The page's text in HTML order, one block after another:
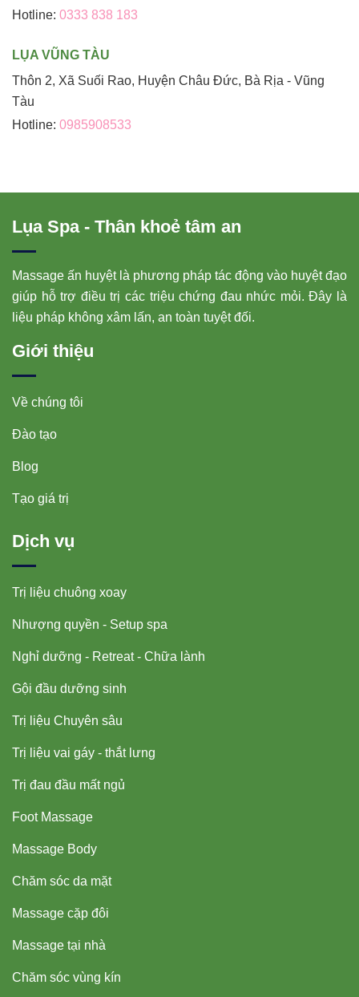
Hotline: 0333 838 183
LỤA VŨNG TÀU
Thôn 2, Xã Suối Rao, Huyện Châu Đức, Bà Rịa - Vũng
Tàu
Hotline: 0985908533
Lụa Spa - Thân khoẻ tâm an
Massage ấn huyệt là phương pháp tác động vào huyệt đạo
giúp hỗ trợ điều trị các triệu chứng đau nhức mỏi. Đây là
liệu pháp không xâm lấn, an toàn tuyệt đối.
Giới thiệu
Về chúng tôi
Đào tạo
Blog
Tạo giá trị
Dịch vụ
Trị liệu chuông xoay
Nhượng quyền - Setup spa
Nghỉ dưỡng - Retreat - Chữa lành
Gội đầu dưỡng sinh
Trị liệu Chuyên sâu
Trị liệu vai gáy - thắt lưng
Trị đau đầu mất ngủ
Foot Massage
Massage Body
Chăm sóc da mặt
Massage cặp đôi
Massage tại nhà
Chăm sóc vùng kín